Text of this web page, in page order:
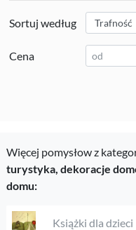
Sortuj według
Cena
Więcej pomysłow z
turystyka, dekoracje
domu:
Książki dla dzieci